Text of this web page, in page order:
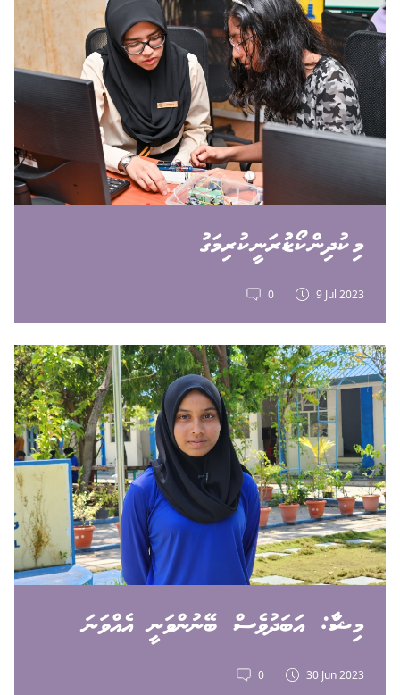
މި ކުދިން ކޯޑުކުރަނީ ކުރިމަގު
0 9 Jul 2023
މިޝްކާ: އަބަދުވެސް ބޭނުންވަނީ އެއްވަނަ
0 30 Jun 2023